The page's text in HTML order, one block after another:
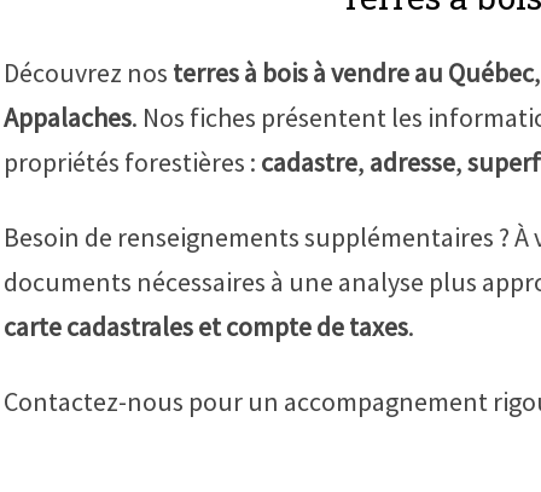
Découvrez nos terres à bois à vendre au Québec
Appalaches. Nos fiches présentent les
propriétés forestières : cadastre, adresse,
Besoin de renseignements supplémentaires ?
documents nécessaires à une analyse plus
carte cadastrales et compte de taxes.
Contactez-nous pour un accompagnement